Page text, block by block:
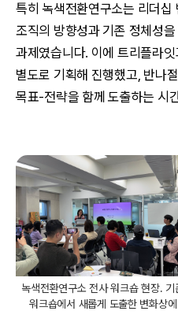
특히 녹색전환연구소는 리더십
조직의 방향성과 기존 정체성
과제였습니다. 이에 트리플라
별도로 기획해 진행했고, 반나
목표-전략을 함께 도출하는 시
녹색전환연구소 전사 워크숍 현장.
워크숍에서 새롭게 도출한 변화상